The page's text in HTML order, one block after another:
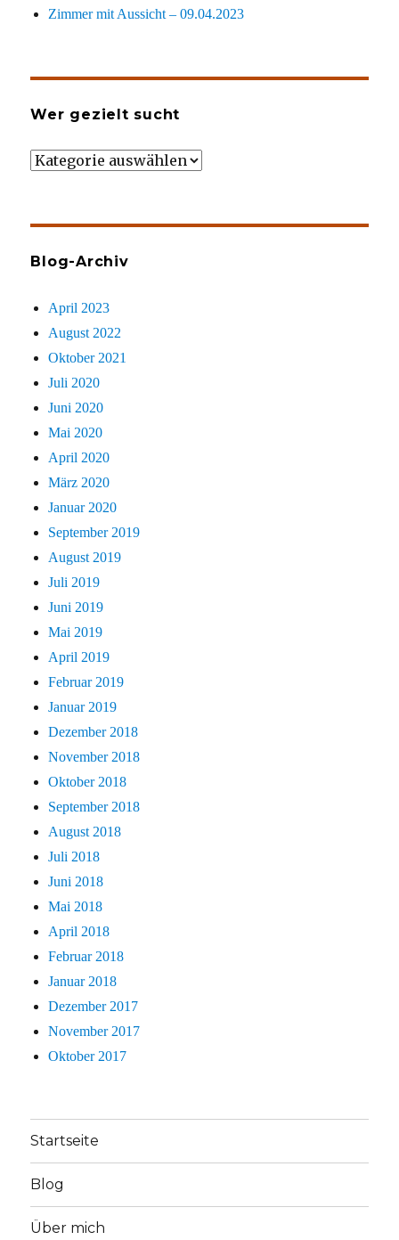
Zimmer mit Aussicht – 09.04.2023
Wer gezielt sucht
Wer
Blog-Archiv
April 2023
August 2022
Oktober 2021
Juli 2020
Juni 2020
Mai 2020
April 2020
März 2020
Januar 2020
September 2019
August 2019
Juli 2019
Juni 2019
Mai 2019
April 2019
Februar 2019
Januar 2019
Dezember 2018
November 2018
Oktober 2018
September 2018
August 2018
Juli 2018
Juni 2018
Mai 2018
April 2018
Februar 2018
Januar 2018
Dezember 2017
November 2017
Oktober 2017
Startseite
Blog
Über mich